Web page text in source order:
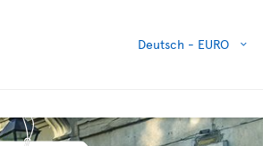
Deutsch - EURO